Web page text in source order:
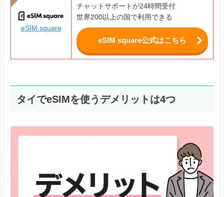
eSIM square
チャットサポートが24時間受付
世界200以上の国で利用できる
eSIM square公式はこちら
タイでeSIMを使うデメリットは4つ